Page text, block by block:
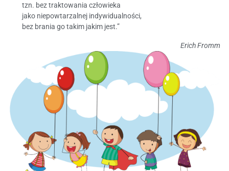
tzn. bez traktowania człowieka
jako niepowtarzalnej indywidualności,
bez brania go takim jakim jest.”
Erich Fromm